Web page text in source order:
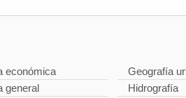
económica
general
Geografía
Hidrografía